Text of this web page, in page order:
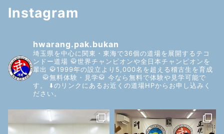
Instagram
hwarang.pak.bukan
埼玉県を中心に関東・東海で36個の道場を展開するテコ
ンドー道場 🥋世界チャンピオンや全日本チャンピオンを
輩出 🥋1999年の設立より5,000名を超える稽古生を育成
🥋無料体験・見学🥋 今なら無料で体験や見学可能で
す。
⬇️のリンクにあるお近くの道場HPからお申し込みく
ださい。